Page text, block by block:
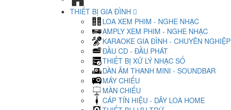
THIẾT BỊ GIA ĐÌNH
LOA XEM PHIM - NGHE NHẠC
AMPLY XEM PHIM - NGHE NHẠC
KARAOKE GIA ĐÌNH - CHUYÊN NGHIỆP
ĐẦU CD - ĐẦU PHÁT
THIẾT BỊ XỬ LÝ NHẠC SỐ
DÀN ÂM THANH MINI - SOUNDBAR
MÁY CHIẾU
MÀN CHIẾU
CÁP TÍN HIỆU - DÂY LOA HOME